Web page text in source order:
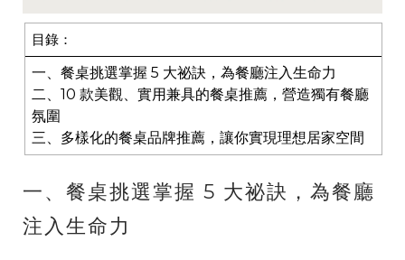
目錄：
一、餐桌挑選掌握 5 大祕訣，為餐廳注入生命力
二、10 款美觀、實用兼具的餐桌推薦，營造獨有餐廳
氛圍
三、多樣化的餐桌品牌推薦，讓你實現理想居家空間
一、餐桌挑選掌握 5 大祕訣，為餐廳
注入生命力